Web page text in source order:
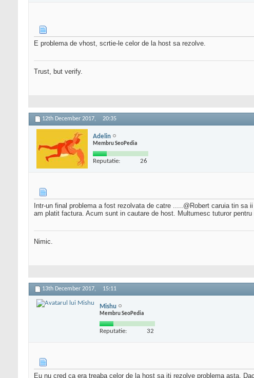
E problema de vhost, scrtie-le celor de la host sa rezolve.
Trust, but verify.
12th December 2017, 20:35
Adelin
Membru SeoPedia
Reputatie: 26
Intr-un final problema a fost rezolvata de catre .....@Robert caruia tin
am platit factura. Acum sunt in cautare de host. Multumesc tuturor
Nimic.
13th December 2017, 15:11
Mishu
Membru SeoPedia
Reputatie: 32
Eu nu cred ca era treaba celor de la host sa iti rezolve problema asta.